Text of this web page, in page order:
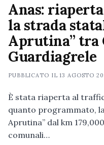
Anas:
la strada
Aprutina” tra
Guardiagrele
PUBBLICATO IL13 AGOSTO
È stata riaperta al
quanto programmato,
Aprutina” dal km
comunali…